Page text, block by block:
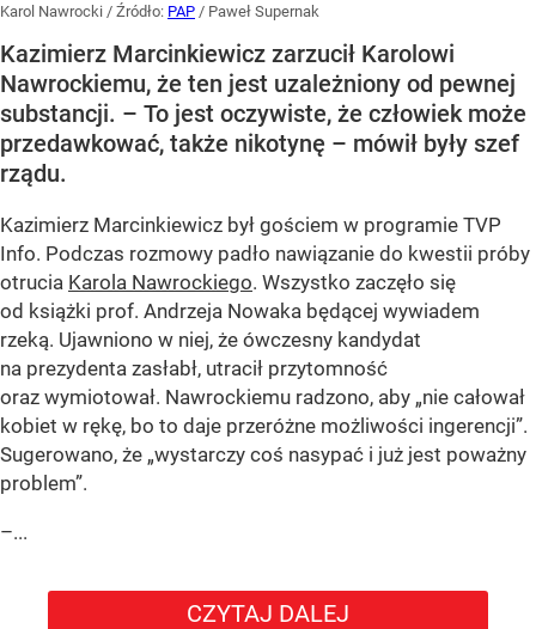
Karol Nawrocki / Źródło: PAP / Paweł Supernak
Kazimierz Marcinkiewicz zarzucił Karolowi
Nawrockiemu, że ten jest uzależniony od pewnej
substancji. – To jest oczywiste, że człowiek może
przedawkować, także nikotynę – mówił były szef
rządu.
Kazimierz Marcinkiewicz był gościem w programie TVP
Info. Podczas rozmowy padło nawiązanie do kwestii próby
otrucia Karola Nawrockiego. Wszystko zaczęło się
od książki prof. Andrzeja Nowaka będącej wywiadem
rzeką. Ujawniono w niej, że ówczesny kandydat
na prezydenta zasłabł, utracił przytomność
oraz wymiotował. Nawrockiemu radzono, aby „nie całował
kobiet w rękę, bo to daje przeróżne możliwości ingerencji”.
Sugerowano, że „wystarczy coś nasypać i już jest poważny
problem”.
–...
CZYTAJ DALEJ